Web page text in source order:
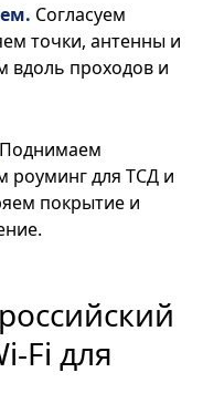
Согласуем
точки, антенны и
вдоль проходов и
Поднимаем
роуминг для ТСД и
покрытие и
Fi для